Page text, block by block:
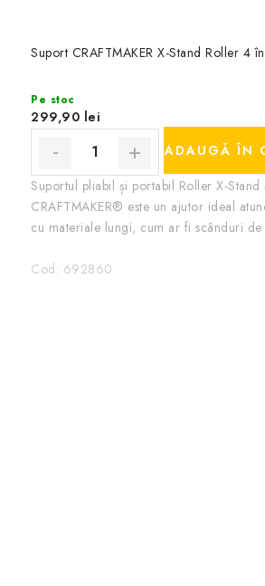
Suport CRAFTMAKER X-Stand Roller 4 în
Pe stoc
299,90 lei
ADAUGĂ ÎN
Suportul pliabil și portabil Roller X-Stand
CRAFTMAKER® este un ajutor ideal
cu materiale lungi, cum ar fi scânduri
Cod: 692860